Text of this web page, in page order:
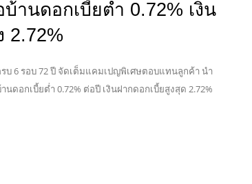
ลอง 72 ปี จัดเต็มแคมเปญ
านดอกเบี้ยต่ำ 0.72% เงิน
2.72%
บ 6 รอบ 72 ปี จัดเต็มแคมเปญพิเศษตอบแทนลูกค้า นำ